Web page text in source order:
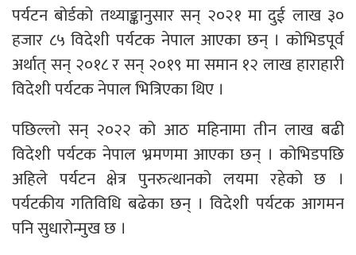
पर्यटन बोर्डको तथ्याङ्कानुसार सन् २०२१ मा दुई लाख ३०
हजार ८५ विदेशी पर्यटक नेपाल आएका छन् । कोभिडपूर्व
अर्थात् सन् २०१८ र सन् २०१९ मा समान १२ लाख हाराहारी
विदेशी पर्यटक नेपाल भित्रिएका थिए ।
पछिल्लो सन् २०२२ को आठ महिनामा तीन लाख बढी
विदेशी पर्यटक नेपाल भ्रमणमा आएका छन् । कोभिडपछि
अहिले पर्यटन क्षेत्र पुनरुत्थानको लयमा रहेको छ ।
पर्यटकीय गतिविधि बढेका छन् । विदेशी पर्यटक आगमन
पनि सुधारोन्मुख छ ।